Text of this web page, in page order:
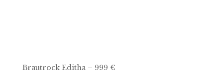
Brautrock Editha – 999 €